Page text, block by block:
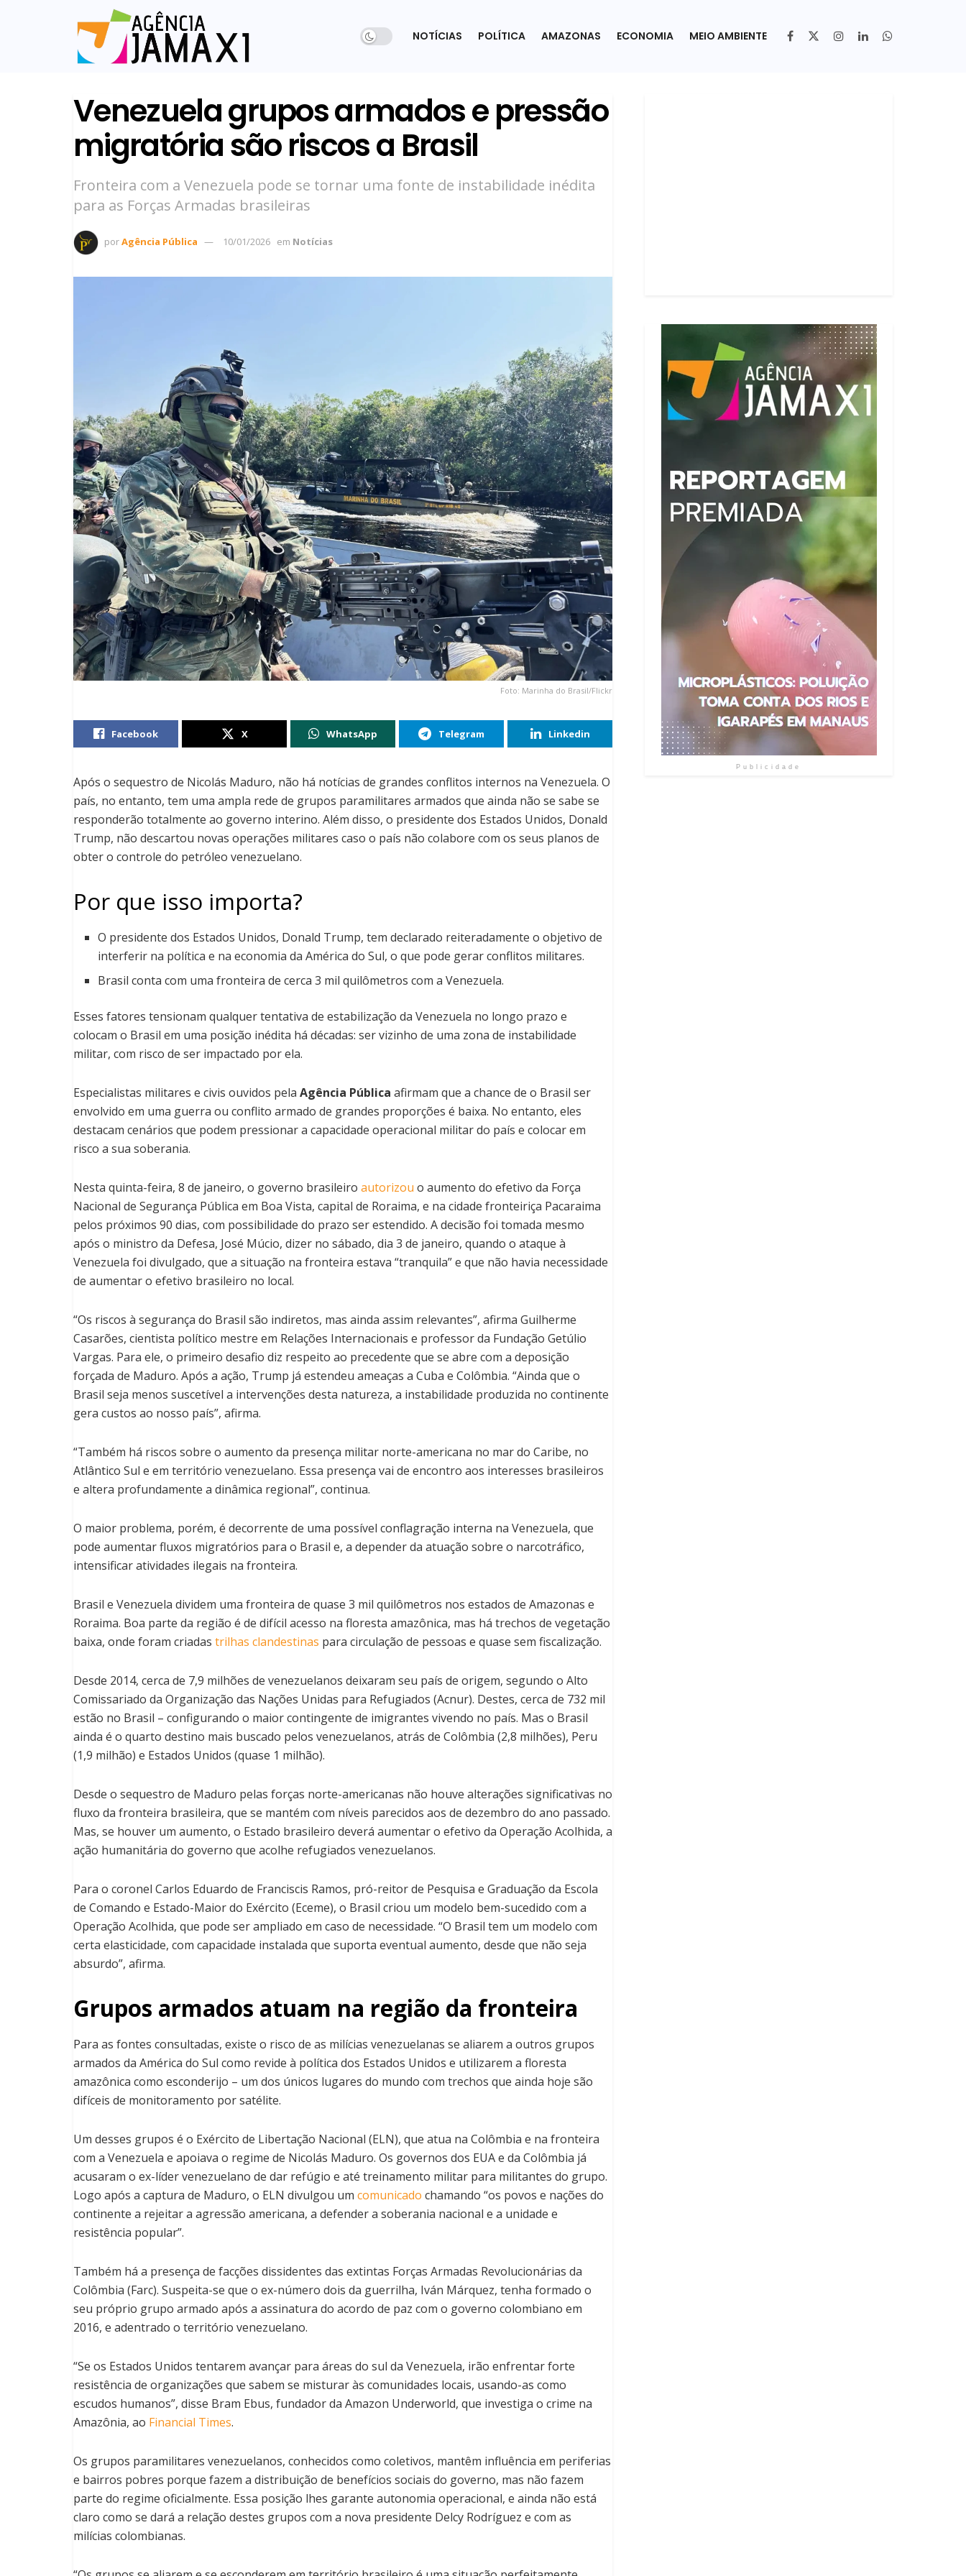
NOTÍCIAS POLÍTICA AMAZONAS ECONOMIA MEIO AMBIENTE
Venezuela grupos armados e pressão
migratória são riscos a Brasil
Fronteira com a Venezuela pode se tornar uma fonte de instabilidade inédita
para as Forças Armadas brasileiras
porAgência Pública 10/01/2026 em Notícias
Foto: Marinha do Brasil/Flickr
Facebook X WhatsApp Telegram Linkedin
Após o sequestro de Nicolás Maduro, não há notícias de grandes conflitos internos na Venezuela. O
país, no entanto, tem uma ampla rede de grupos paramilitares armados que ainda não se sabe se
responderão totalmente ao governo interino. Além disso, o presidente dos Estados Unidos, Donald
Trump, não descartou novas operações militares caso o país não colabore com os seus planos de
obter o controle do petróleo venezuelano.
Por que isso importa?
O presidente dos Estados Unidos, Donald Trump, tem declarado reiteradamente o objetivo de
interferir na política e na economia da América do Sul, o que pode gerar conflitos militares.
Brasil conta com uma fronteira de cerca 3 mil quilômetros com a Venezuela.
Esses fatores tensionam qualquer tentativa de estabilização da Venezuela no longo prazo e
colocam o Brasil em uma posição inédita há décadas: ser vizinho de uma zona de instabilidade
militar, com risco de ser impactado por ela.
Especialistas militares e civis ouvidos pela Agência Pública afirmam que a chance de o Brasil ser
envolvido em uma guerra ou conflito armado de grandes proporções é baixa. No entanto, eles
destacam cenários que podem pressionar a capacidade operacional militar do país e colocar em
risco a sua soberania.
Nesta quinta-feira, 8 de janeiro, o governo brasileiro autorizou o aumento do efetivo da Força
Nacional de Segurança Pública em Boa Vista, capital de Roraima, e na cidade fronteiriça Pacaraima
pelos próximos 90 dias, com possibilidade do prazo ser estendido. A decisão foi tomada mesmo
após o ministro da Defesa, José Múcio, dizer no sábado, dia 3 de janeiro, quando o ataque à
Venezuela foi divulgado, que a situação na fronteira estava “tranquila” e que não havia necessidade
de aumentar o efetivo brasileiro no local.
“Os riscos à segurança do Brasil são indiretos, mas ainda assim relevantes”, afirma Guilherme
Casarões, cientista político mestre em Relações Internacionais e professor da Fundação Getúlio
Vargas. Para ele, o primeiro desafio diz respeito ao precedente que se abre com a deposição
forçada de Maduro. Após a ação, Trump já estendeu ameaças a Cuba e Colômbia. “Ainda que o
Brasil seja menos suscetível a intervenções desta natureza, a instabilidade produzida no continente
gera custos ao nosso país”, afirma.
“Também há riscos sobre o aumento da presença militar norte-americana no mar do Caribe, no
Atlântico Sul e em território venezuelano. Essa presença vai de encontro aos interesses brasileiros
e altera profundamente a dinâmica regional”, continua.
O maior problema, porém, é decorrente de uma possível conflagração interna na Venezuela, que
pode aumentar fluxos migratórios para o Brasil e, a depender da atuação sobre o narcotráfico,
intensificar atividades ilegais na fronteira.
Brasil e Venezuela dividem uma fronteira de quase 3 mil quilômetros nos estados de Amazonas e
Roraima. Boa parte da região é de difícil acesso na floresta amazônica, mas há trechos de vegetação
baixa, onde foram criadas trilhas clandestinas para circulação de pessoas e quase sem fiscalização.
Desde 2014, cerca de 7,9 milhões de venezuelanos deixaram seu país de origem, segundo o Alto
Comissariado da Organização das Nações Unidas para Refugiados (Acnur). Destes, cerca de 732 mil
estão no Brasil – configurando o maior contingente de imigrantes vivendo no país. Mas o Brasil
ainda é o quarto destino mais buscado pelos venezuelanos, atrás de Colômbia (2,8 milhões), Peru
(1,9 milhão) e Estados Unidos (quase 1 milhão).
Desde o sequestro de Maduro pelas forças norte-americanas não houve alterações significativas no
fluxo da fronteira brasileira, que se mantém com níveis parecidos aos de dezembro do ano passado.
Mas, se houver um aumento, o Estado brasileiro deverá aumentar o efetivo da Operação Acolhida, a
ação humanitária do governo que acolhe refugiados venezuelanos.
Para o coronel Carlos Eduardo de Franciscis Ramos, pró-reitor de Pesquisa e Graduação da Escola
de Comando e Estado-Maior do Exército (Eceme), o Brasil criou um modelo bem-sucedido com a
Operação Acolhida, que pode ser ampliado em caso de necessidade. “O Brasil tem um modelo com
certa elasticidade, com capacidade instalada que suporta eventual aumento, desde que não seja
absurdo”, afirma.
Grupos armados atuam na região da fronteira
Para as fontes consultadas, existe o risco de as milícias venezuelanas se aliarem a outros grupos
armados da América do Sul como revide à política dos Estados Unidos e utilizarem a floresta
amazônica como esconderijo – um dos únicos lugares do mundo com trechos que ainda hoje são
difíceis de monitoramento por satélite.
Um desses grupos é o Exército de Libertação Nacional (ELN), que atua na Colômbia e na fronteira
com a Venezuela e apoiava o regime de Nicolás Maduro. Os governos dos EUA e da Colômbia já
acusaram o ex-líder venezuelano de dar refúgio e até treinamento militar para militantes do grupo.
Logo após a captura de Maduro, o ELN divulgou um comunicado chamando “os povos e nações do
continente a rejeitar a agressão americana, a defender a soberania nacional e a unidade e
resistência popular”.
Também há a presença de facções dissidentes das extintas Forças Armadas Revolucionárias da
Colômbia (Farc). Suspeita-se que o ex-número dois da guerrilha, Iván Márquez, tenha formado o
seu próprio grupo armado após a assinatura do acordo de paz com o governo colombiano em
2016, e adentrado o território venezuelano.
“Se os Estados Unidos tentarem avançar para áreas do sul da Venezuela, irão enfrentar forte
resistência de organizações que sabem se misturar às comunidades locais, usando-as como
escudos humanos”, disse Bram Ebus, fundador da Amazon Underworld, que investiga o crime na
Amazônia, ao Financial Times.
Os grupos paramilitares venezuelanos, conhecidos como coletivos, mantêm influência em periferias
e bairros pobres porque fazem a distribuição de benefícios sociais do governo, mas não fazem
parte do regime oficialmente. Essa posição lhes garante autonomia operacional, e ainda não está
claro como se dará a relação destes grupos com a nova presidente Delcy Rodríguez e com as
milícias colombianas.
Publicidade